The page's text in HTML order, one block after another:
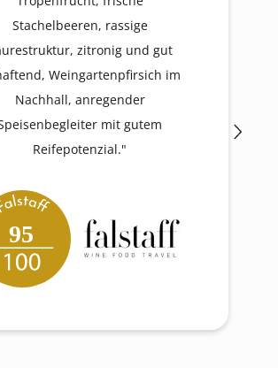
Stachelbeeren, rassige
zitronig und gut
Weingartenpfirsich im
Nachhall, anregender
mit gutem
Reifepotenzial."
95